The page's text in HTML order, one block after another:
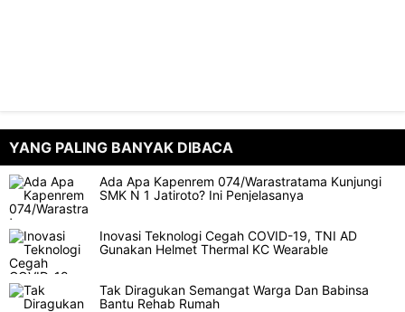
YANG PALING BANYAK DIBACA
Ada Apa Kapenrem 074/Warastratama Kunjungi
SMK N 1 Jatiroto? Ini Penjelasanya
Inovasi Teknologi Cegah COVID-19, TNI AD
Gunakan Helmet Thermal KC Wearable
Tak Diragukan Semangat Warga Dan Babinsa
Bantu Rehab Rumah